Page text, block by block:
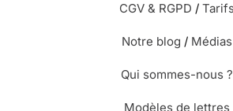
CGV & RGPD /
Notre blog / Médias
Qui sommes-nous ?
Modèles de lettres